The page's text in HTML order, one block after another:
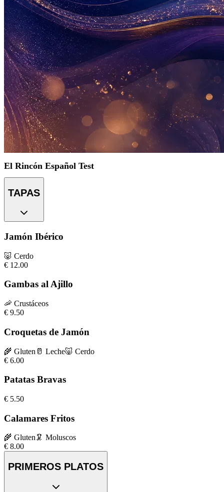
El Rincón Español Test
TAPAS
Jamón Ibérico
🐷 Cerdo
€ 12.00
Gambas al Ajillo
🦐 Crustáceos
€ 9.50
Croquetas de Jamón
🌾 Gluten 🥛 Leche🐷 Cerdo
€ 6.00
Patatas Bravas
€ 5.50
Calamares Fritos
🌾 Gluten 🦑 Moluscos
€ 8.00
PRIMEROS PLATOS